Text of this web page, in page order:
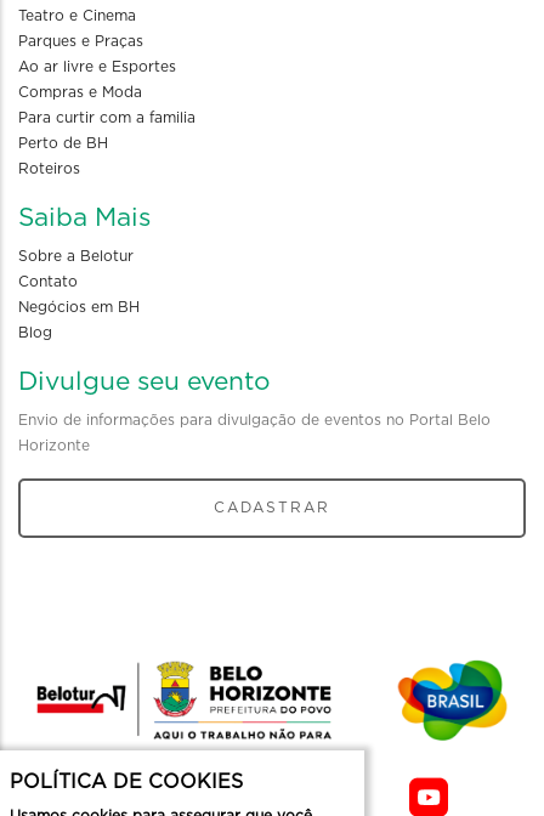
Teatro e Cinema
Parques e Praças
Ao ar livre e Esportes
Compras e Moda
Para curtir com a familia
Perto de BH
Roteiros
Saiba Mais
Sobre a Belotur
Contato
Negócios em BH
Blog
Divulgue seu evento
Envio de informações para divulgação de eventos no Portal Belo
Horizonte
CADASTRAR
POLÍTICA DE COOKIES